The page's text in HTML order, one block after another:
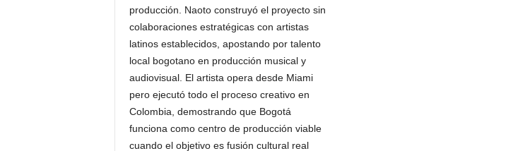
producción. Naoto construyó el proyecto sin
colaboraciones estratégicas con artistas
latinos establecidos, apostando por talento
local bogotano en producción musical y
audiovisual. El artista opera desde Miami
pero ejecutó todo el proceso creativo en
Colombia, demostrando que Bogotá
funciona como centro de producción viable
cuando el objetivo es fusión cultural real